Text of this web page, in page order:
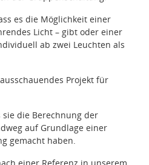
es die Möglichkeit einer
Licht – gibt oder einer
ab zwei Leuchten als
Projekt für
sie die Berechnung der
auf Grundlage einer
gemacht haben.